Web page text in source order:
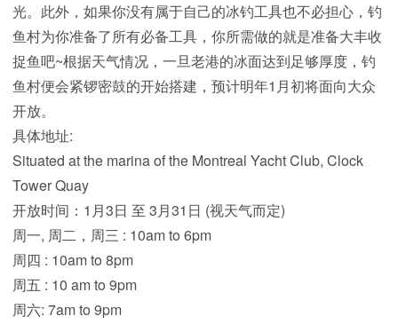
光。 此外，如果你没有属于自己的冰钓工具也不必担心，钓
鱼村为你准备了所有必备工具，你所需做的就是准备大丰收
捉鱼吧~根据天气情况，一旦老港的冰面达到足够厚度，钓
鱼村便会紧锣密鼓的开始搭建，预计明年1月初将面向大众
开放。
具体地址:
Situated at the marina of the Montreal Yacht Club, Clock
Tower Quay
开放时间：1月3日 至 3月31日 (视天气而定)
周一, 周二，周三 : 10am to 6pm
周四 : 10am to 8pm
周五 : 10 am to 9pm
周六: 7am to 9pm